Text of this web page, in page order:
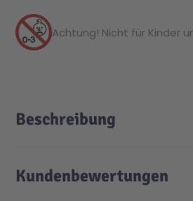
Achtung! Nicht für Kinder
Beschreibung
Kundenbewertungen